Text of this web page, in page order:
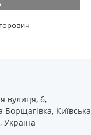
вулиця, 6,
Борщагівка, Київська
Україна